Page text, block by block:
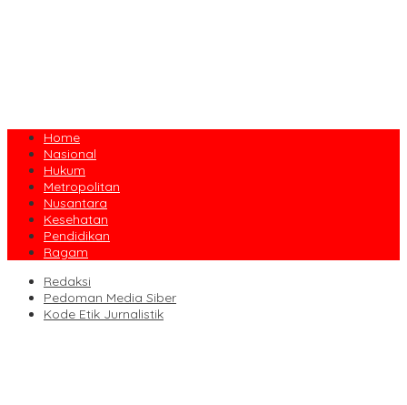
Home
Nasional
Hukum
Metropolitan
Nusantara
Kesehatan
Pendidikan
Ragam
Redaksi
Pedoman Media Siber
Kode Etik Jurnalistik